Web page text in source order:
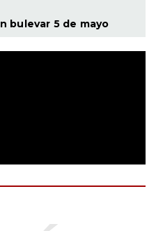
bulevar 5 de mayo